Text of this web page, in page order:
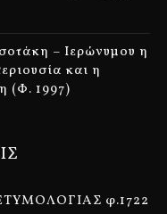
– Ιερώνυμου η
και η
(Φ. 1997)
φ.1722